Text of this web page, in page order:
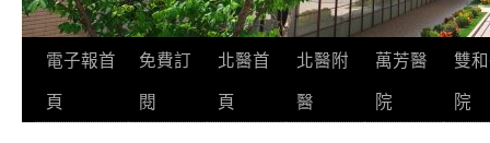
跳
至
電子報首
頁
免費訂
閱
北醫首
頁
北醫附
醫
萬芳醫
院
雙
院